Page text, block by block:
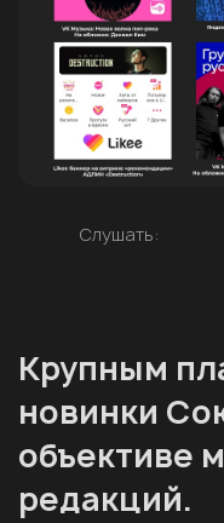
Слушать:
Крупным
новинки
объективе
редакций.